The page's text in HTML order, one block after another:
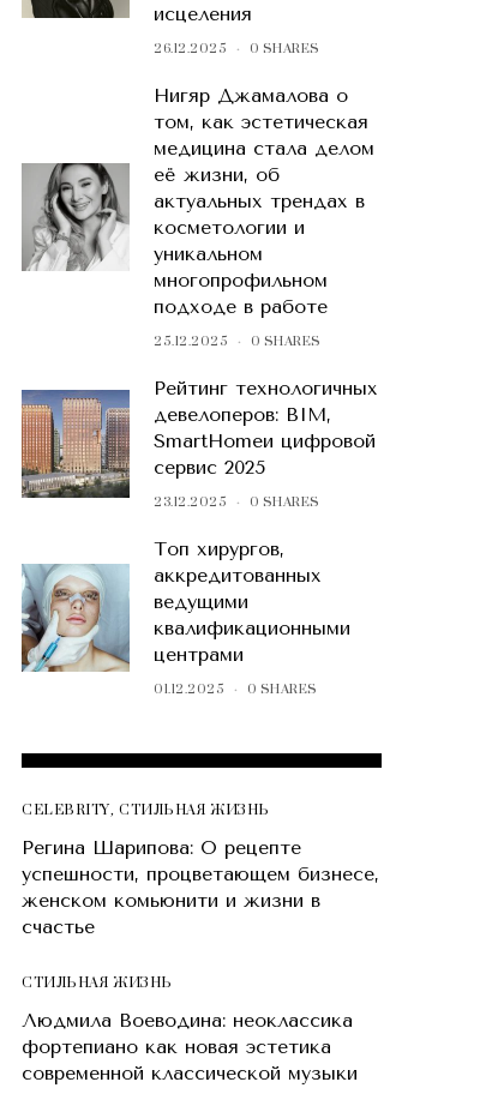
исцеления
26.12.2025 0 SHARES
Нигяр Джамалова о
том, как эстетическая
медицина стала делом
её жизни, об
актуальных трендах в
косметологии и
уникальном
многопрофильном
подходе в работе
25.12.2025 0 SHARES
Рейтинг технологичных
девелоперов: BIM,
SmartHomeи цифровой
сервис 2025
23.12.2025 0 SHARES
Топ хирургов,
аккредитованных
ведущими
квалификационными
центрами
01.12.2025 0 SHARES
CELEBRITY,СТИЛЬНАЯ ЖИЗНЬ
Регина Шарипова: О рецепте
успешности, процветающем бизнесе,
женском комьюнити и жизни в
счастье
СТИЛЬНАЯ ЖИЗНЬ
Людмила Воеводина: неоклассика
фортепиано как новая эстетика
современной классической музыки